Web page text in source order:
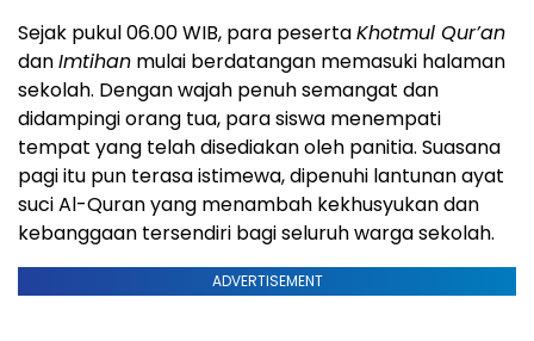
Sejak pukul 06.00 WIB, para pesertaKhotmul Qur’an
danImtihan mulai berdatangan memasuki halaman
sekolah. Dengan wajah penuh semangat dan
didampingi orang tua, para siswa menempati
tempat yang telah disediakan oleh panitia. Suasana
pagi itu pun terasa istimewa, dipenuhi lantunan ayat
suci Al-Quran yang menambah kekhusyukan dan
kebanggaan tersendiri bagi seluruh warga sekolah.
ADVERTISEMENT